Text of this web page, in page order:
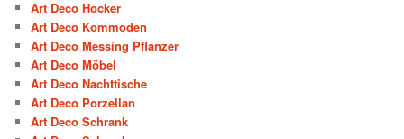
Art Deco Hocker
Art Deco Kommoden
Art Deco Messing Pflanzer
Art Deco Möbel
Art Deco Nachttische
Art Deco Porzellan
Art Deco Schrank